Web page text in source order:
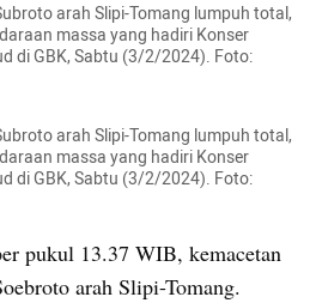
arah Slipi-Tomang lumpuh total,
massa yang hadiri Konser
di GBK, Sabtu (3/2/2024). Foto:
arah Slipi-Tomang lumpuh total,
massa yang hadiri Konser
di GBK, Sabtu (3/2/2024). Foto:
pukul 13.37 WIB, kemacetan
arah Slipi-Tomang.